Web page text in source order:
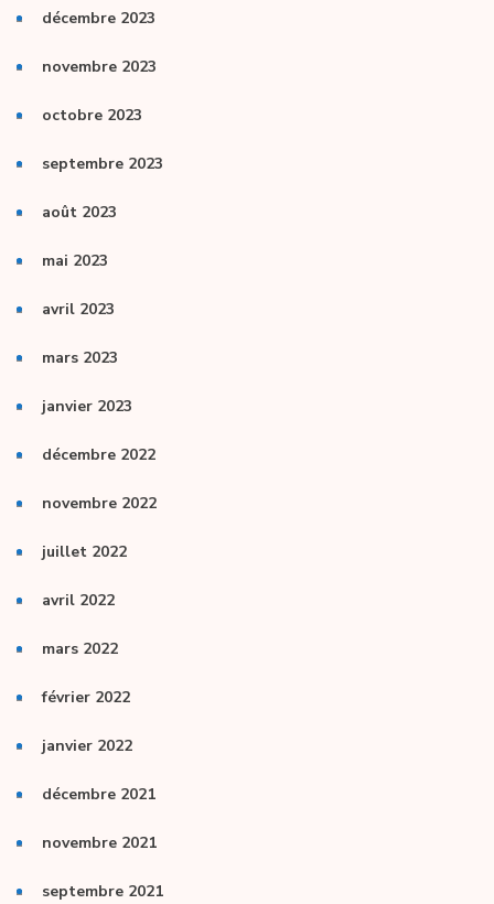
décembre 2023
novembre 2023
octobre 2023
septembre 2023
août 2023
mai 2023
avril 2023
mars 2023
janvier 2023
décembre 2022
novembre 2022
juillet 2022
avril 2022
mars 2022
février 2022
janvier 2022
décembre 2021
novembre 2021
septembre 2021